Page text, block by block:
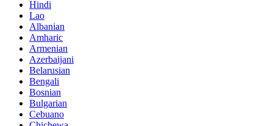
Hindi
Lao
Albanian
Amharic
Armenian
Azerbaijani
Belarusian
Bengali
Bosnian
Bulgarian
Cebuano